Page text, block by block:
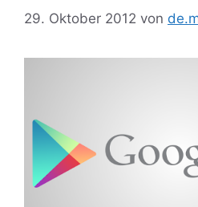
29. Oktober 2012 von